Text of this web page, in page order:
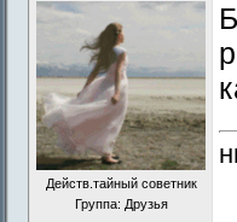
Действ.тайный советник
Группа: Друзья